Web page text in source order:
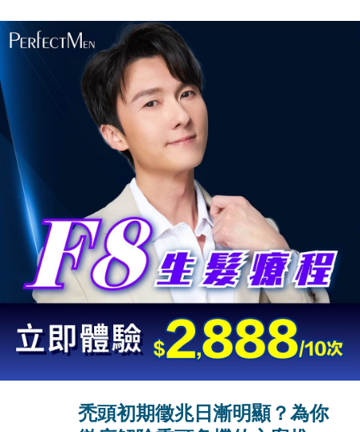
禿頭初期徵兆日漸明顯？為你